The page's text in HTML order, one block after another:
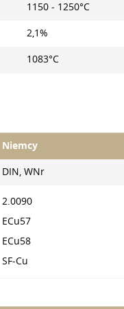
1150 - 1250°C
2,1%
1083°C
Niemcy
DIN, WNr
2.0090
ECu57
ECu58
SF-Cu